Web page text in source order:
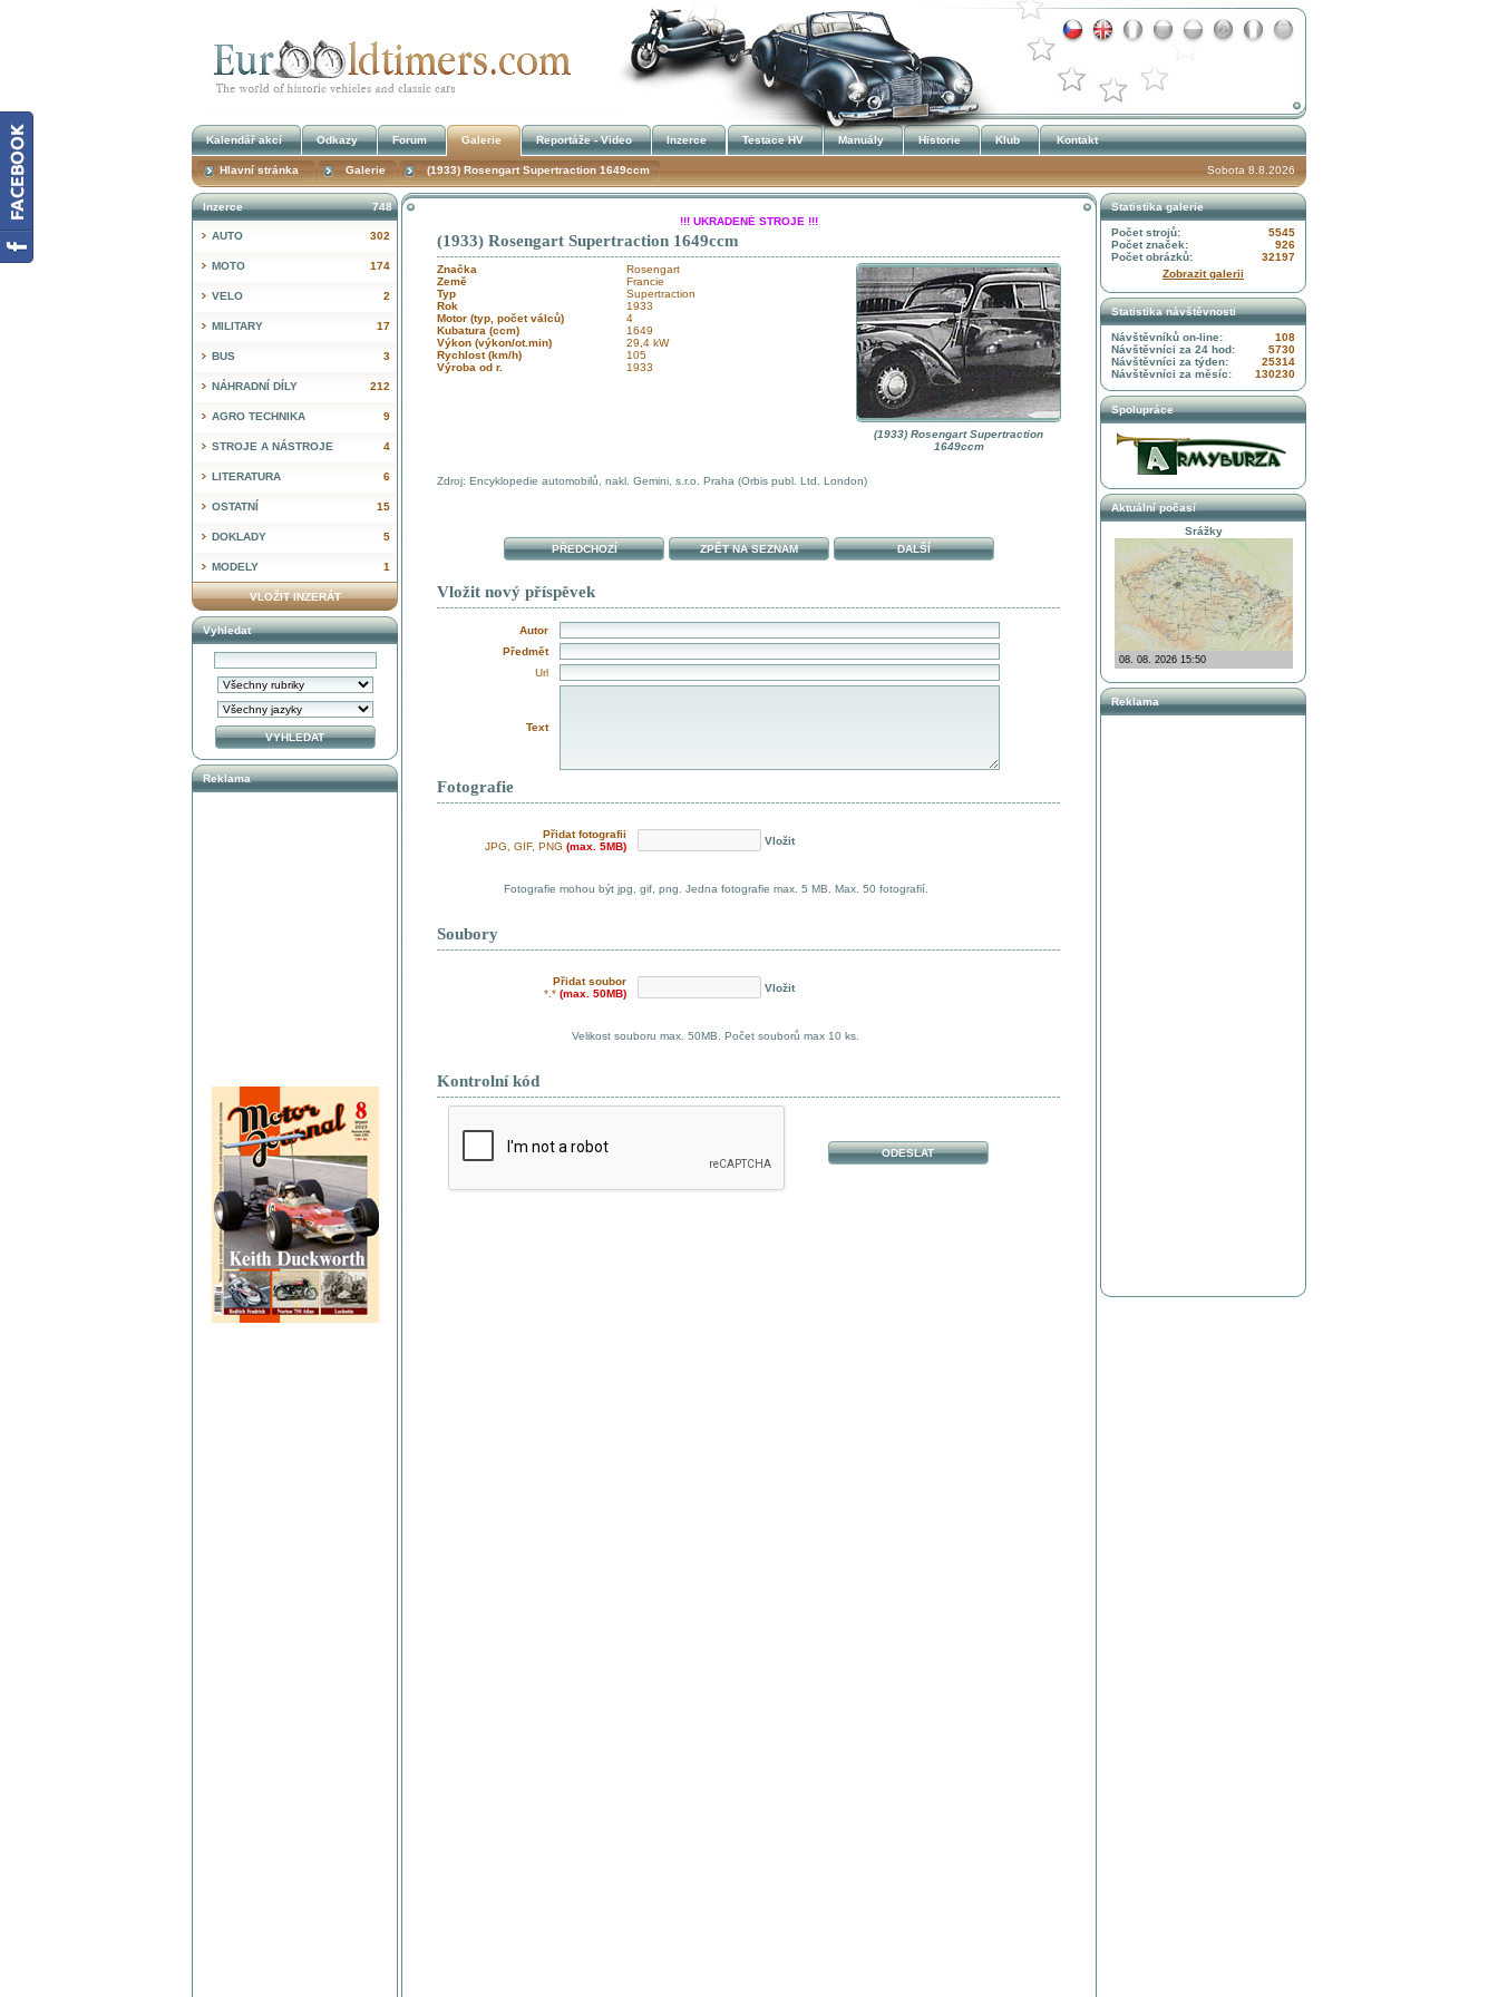
(1933) Rosengart Supertraction 1649ccm
(1933) Rosengart Supertraction
1649ccm
Značka
Rosengart
Země
Francie
Typ
Supertraction
Rok
1933
Motor (typ, počet válců)
4
Kubatura (ccm)
1649
Výkon (výkon/ot.min)
29,4 kW
Rychlost (km/h)
105
Výroba od r.
1933
Zdroj: Encyklopedie automobilů, nakl. Gemini, s.r.o. Praha (Orbis publ. Ltd. London)
PŘEDCHOZÍ ZPĚT NA SEZNAM DALŠÍ
Vložit nový příspěvek
Autor
Předmět
Url
Text
Fotografie
Přidat fotografii
JPG, GIF, PNG (max. 5MB) Vložit
Fotografie mohou být jpg, gif, png. Jedna fotografie max. 5 MB. Max. 50 fotografií.
Soubory
Přidat soubor
*.* (max. 50MB) Vložit
Velikost souboru max. 50MB. Počet souborů max 10 ks.
Kontrolní kód
748
Inzerce
302
AUTO
174
MOTO
2
VELO
17
MILITARY
3
BUS
212
NÁHRADNÍ DÍLY
9
AGRO TECHNIKA
4
STROJE A NÁSTROJE
6
LITERATURA
15
OSTATNÍ
5
DOKLADY
1
MODELY
VLOŽIT INZERÁT
Vyhledat
Reklama
Statistika galerie
5545
Počet strojů:
926
Počet značek:
32197
Počet obrázků:
Zobrazit galerii
Statistika návštěvnosti
108
Návštěvníků on-line:
5730
Návštěvníci za 24 hod:
25314
Návštěvníci za týden:
130230
Návštěvníci za měsíc:
Spolupráce
Aktuální počasí
Srážky
Reklama
Sobota 8.8.2026
Kalendář akcí Odkazy Forum Galerie Reportáže - Video Inzerce Testace HV Manuály Historie Klub Kontakt
Hlavní stránka Galerie (1933) Rosengart Supertraction 1649ccm
Kalendář akcí
!!! UKRADENÉ STROJE !!!